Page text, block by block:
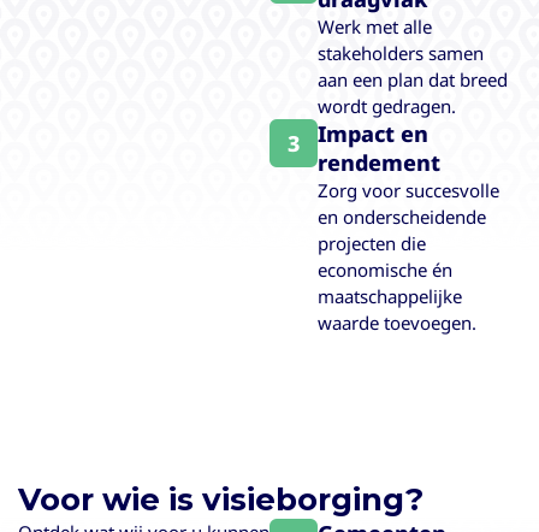
Werk met alle
stakeholders samen
aan een plan dat breed
wordt gedragen.
3
Impact en
rendement
Zorg voor succesvolle
en onderscheidende
projecten die
economische én
maatschappelijke
waarde toevoegen.
Voor wie is visieborging?